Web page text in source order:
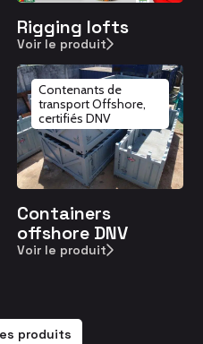
Rigging lofts
Voir le produit
Contenants de
transport Offshore,
certifiés DNV
Containers
offshore DNV
Voir le produit
produits